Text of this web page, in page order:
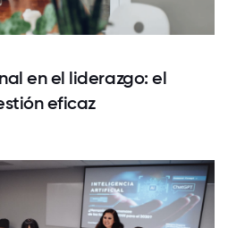
en el liderazgo: el
eficaz